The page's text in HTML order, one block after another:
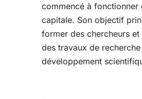
commencé à fonctionner
capitale. Son objectif
former des chercheurs et
des travaux de
développement